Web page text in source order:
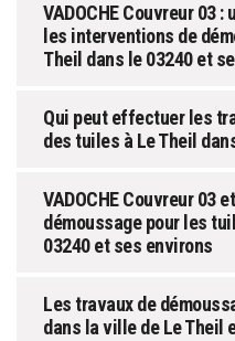
VADOCHE Couvreur 03
les interventions de
Theil dans le 03240 et
Qui peut effectuer les
des tuiles à Le Theil
VADOCHE Couvreur 03
démoussage pour les
03240 et ses environs
Les travaux de
dans la ville de Le Theil